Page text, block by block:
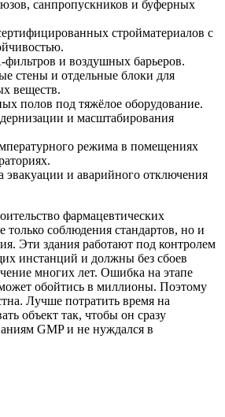
санпропускников и буферных
стройматериалов с
фильтров и воздушных барьеров.
стены и отдельные блоки для
веществ.
полов под тяжёлое оборудование.
и масштабирования
режима в помещениях
эвакуации и аварийного отключения
фармацевтических
только соблюдения стандартов, но и
Эти здания работают под контролем
инстанций и должны без сбоев
многих лет. Ошибка на этапе
обойтись в миллионы. Поэтому
Лучше потратить время на
объект так, чтобы он сразу
GMP и не нуждался в